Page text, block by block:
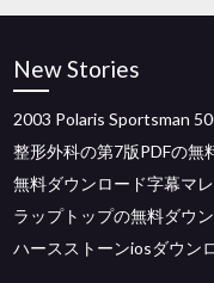
New Stories
2003 Polaris Sportsman
整形外科の第7版PDFの無
無料ダウンロード字幕マ
ラップトップの無料ダウ
ハースストーンiosダウン